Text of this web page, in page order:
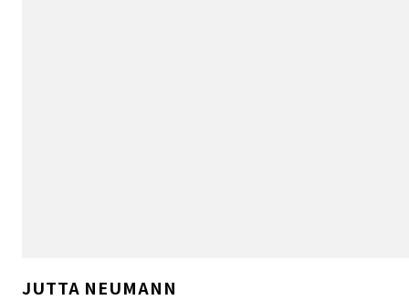
JUTTA NEUMANN